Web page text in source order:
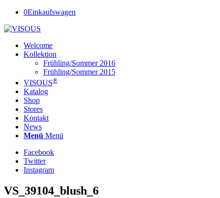
0Einkaufswagen
Welcome
Kollektion
Frühling/Sommer 2016
Frühling/Sommer 2015
VISOUS®
Katalog
Shop
Stores
Kontakt
News
Menü Menü
Facebook
Twitter
Instagram
VS_39104_blush_6